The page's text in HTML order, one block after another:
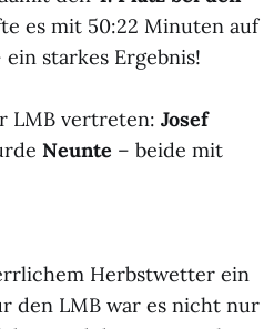
es mit 50:22 Minuten auf
starkes Ergebnis!
LMB vertreten: Josef
Neunte – beide mit
Herbstwetter ein
den LMB war es nicht nur